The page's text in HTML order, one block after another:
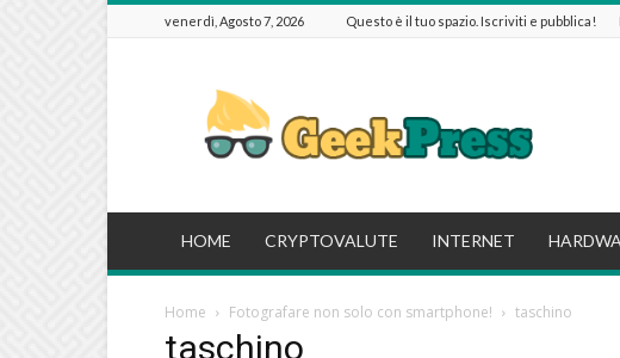
venerdì, Agosto 7, 2026 Questo è il tuo spazio. Iscriviti e pubblica!
HOME CRYPTOVALUTE INTERNET
Home Fotografare non solo con smartphone! taschino
taschino